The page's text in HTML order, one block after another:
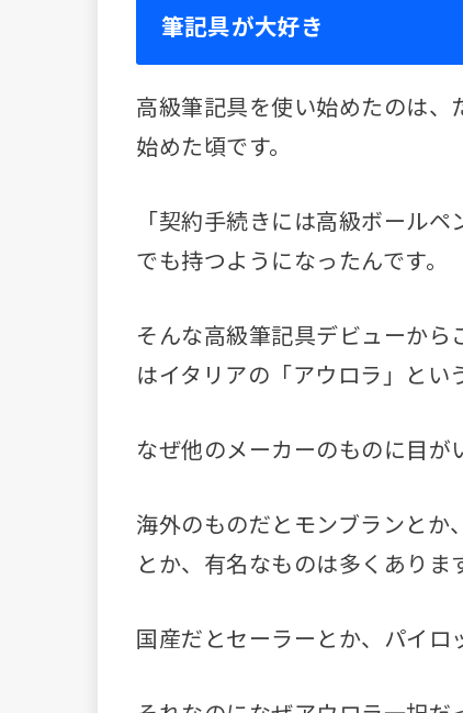
筆記具が大好き
高級筆記具を使い始めたのは
始めた頃です。
「契約手続きには高級ボール
でも持つようになったんです。
そんな高級筆記具デビューか
はイタリアの「アウロラ」とい
なぜ他のメーカーのものに目が
海外のものだとモンブランと
とか、有名なものは多くありま
国産だとセーラーとか、パイロ